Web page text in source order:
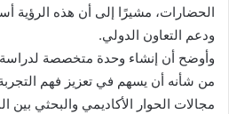
الحضارات، مشيرًا إلى أن هذه الرؤية
ودعم التعاون الدولي.
وأوضح أن إنشاء وحدة متخصصة لدراسة
من شأنه أن يسهم في تعزيز فهم التجربة
مجالات الحوار الأكاديمي والبحثي بين